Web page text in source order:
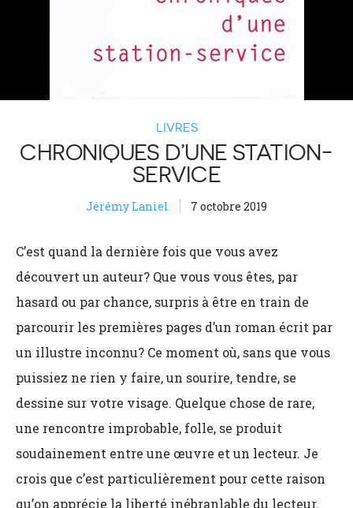
LIVRES
CHRONIQUES D’UNE STATION-
SERVICE
Jérémy Laniel 7 octobre 2019
C’est quand la dernière fois que vous avez
découvert un auteur? Que vous vous êtes, par
hasard ou par chance, surpris à être en train de
parcourir les premières pages d’un roman écrit par
un illustre inconnu? Ce moment où, sans que vous
puissiez ne rien y faire, un sourire, tendre, se
dessine sur votre visage. Quelque chose de rare,
une rencontre improbable, folle, se produit
soudainement entre une œuvre et un lecteur. Je
crois que c’est particulièrement pour cette raison
qu’on apprécie la liberté inébranlable du lecteur.